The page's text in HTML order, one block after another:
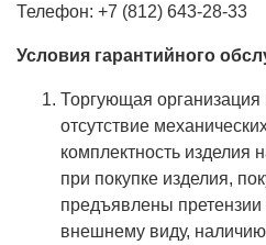
Телефон: +7 (812) 643-28-33
Условия гарантийного
Торгующая организация
отсутствие
комплектность
при покупке изделия,
предъявлены претензии
внешнему виду,